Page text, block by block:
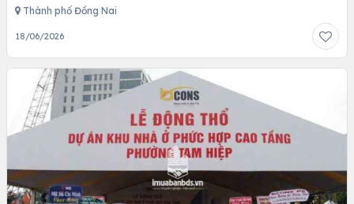
Thành phố Đồng Nai
18/06/2026